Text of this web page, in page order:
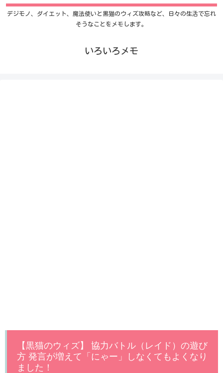
デジモノ、ダイエット、魔法使いと黒猫のウィズ攻略など、日々の生活で忘れ
そうなことをメモします。
いろいろメモ
【黒猫のウィズ】 協力バトル（レイド）の遊び
方 発言が増えて「にゃー」しなくてもよくなり
ました！